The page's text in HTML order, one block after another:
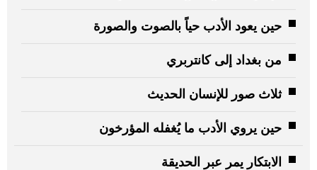
حين يعود الأدب حياً بالصوت والصورة
من بغداد إلى كانتربري
ثلاث صور للإنسان الحديث
حين يروي الأدب ما يُغفله المؤرخون
الابتكار يمر عبر الحديقة